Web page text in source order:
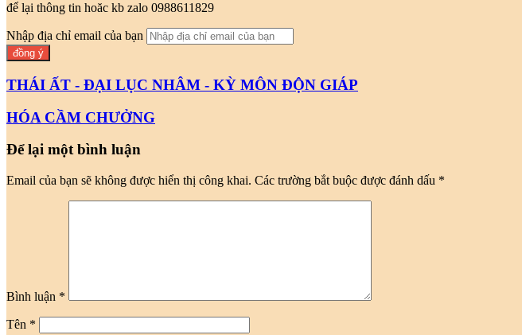
để lại thông tin hoăc kb zalo 0988611829
Nhập địa chỉ email của bạn
THÁI ẤT - ÐẠI LỤC NHÂM - KỲ MÔN ÐỘN GIÁP
HÓA CẦM CHƯỞNG
Để lại một bình luận
Email của bạn sẽ không được hiển thị công khai. Các trường bắt buộc được đánh dấu *
Bình luận *
Tên *